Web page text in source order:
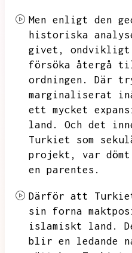
Men enligt den
historiska
givet,
ondvikligt
försöka återgå
ordningen.
Där
marginaliserat
ett mycket
land.
Och det
Turkiet som
projekt,
var
en parentes.
Därför att
sin forna
islamiskt land.
blir en ledande